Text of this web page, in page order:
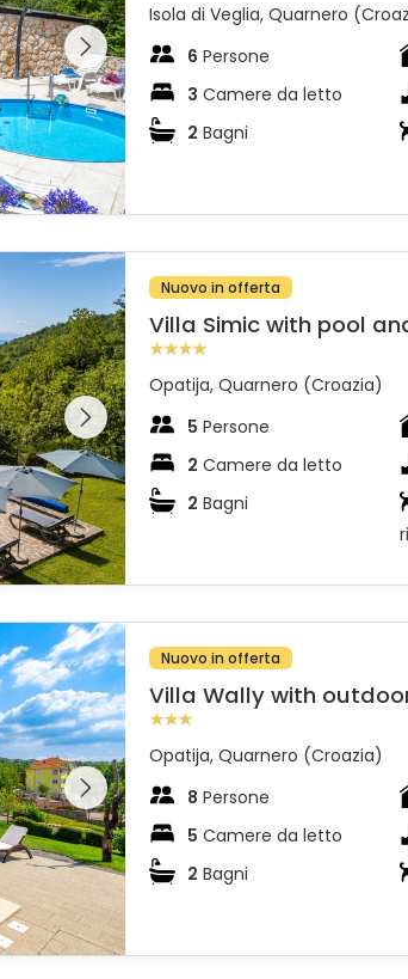
l'intera
sulla
Isola di Veglia, Quarnero
6 Persone
3 Camere da letto
2 Bagni
l'intera
sulla
Nuovo in offerta
Villa Simic with pool
Opatija, Quarnero (Croazia)
5 Persone
2 Camere da letto
2 Bagni
l'intera
sulla
Nuovo in offerta
Villa Wally with
Opatija, Quarnero (Croazia)
8 Persone
5 Camere da letto
2 Bagni